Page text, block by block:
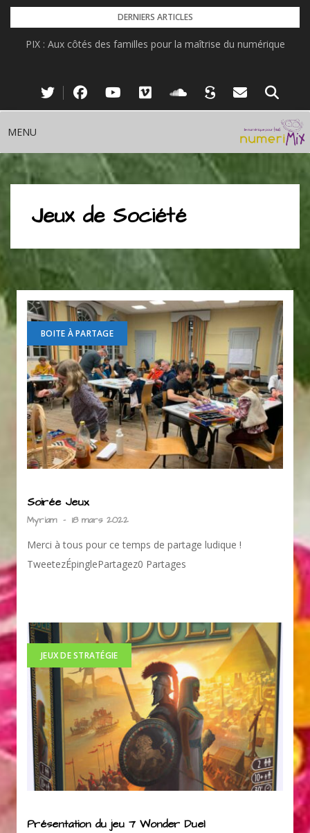
Skip
content
DERNIERS ARTICLES
PIX : Aux côtés des familles pour la maîtrise du numérique
MENU
Jeux de Société
BOITE À PARTAGE
Soirée Jeux
Myriam - 18 mars 2022
Merci à tous pour ce temps de partage ludique !
TweetezÉpinglePartagez0 Partages
JEUX DE STRATÉGIE
Présentation du jeu 7 Wonder Duel